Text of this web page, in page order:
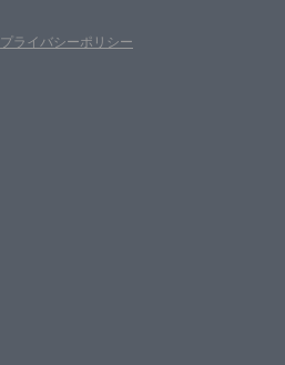
プライバシーポリシー